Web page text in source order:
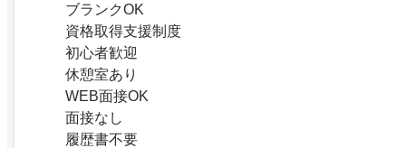
ブランクOK
資格取得支援制度
初心者歓迎
休憩室あり
WEB面接OK
面接なし
履歴書不要